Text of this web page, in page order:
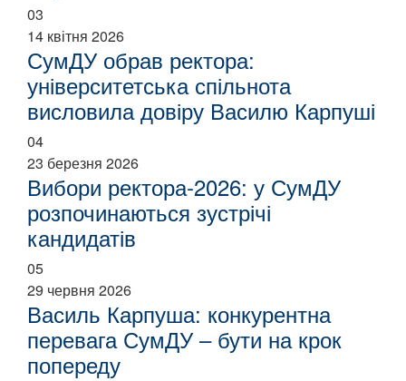
03
14 квітня 2026
СумДУ обрав ректора:
університетська спільнота
висловила довіру Василю Карпуші
04
23 березня 2026
Вибори ректора-2026: у СумДУ
розпочинаються зустрічі
кандидатів
05
29 червня 2026
Василь Карпуша: конкурентна
перевага СумДУ – бути на крок
попереду